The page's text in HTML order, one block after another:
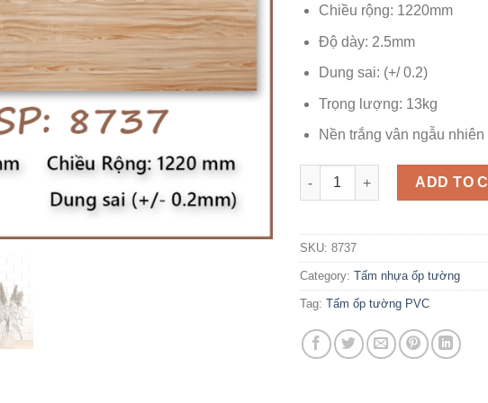
Chiều rộng: 1220mm
Độ dày: 2.5mm
Dung sai: (+/ 0.2)
Trọng lượng: 13kg
Nền trắng vân ngẫu nhiên
Tấm ốp tường giả đá PVC
ADD TO
SKU: 8737
Category: Tấm nhựa ốp tường
Tag: Tấm ốp tường PVC